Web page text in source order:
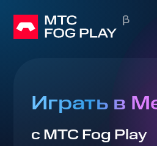
Играть в
с МТС Fog Play